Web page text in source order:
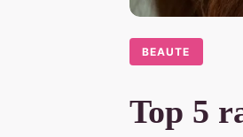
BEAUTE
Top 5